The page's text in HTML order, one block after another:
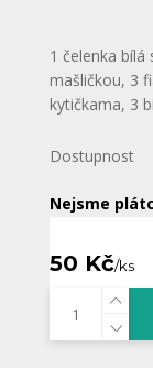
1 čelenka bílá
mašličkou, 3
kytičkama, 3
Dostupnost
Nejsme
50 Kč/ks